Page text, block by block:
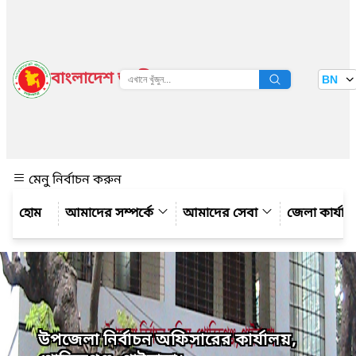
বাংলাদেশ জাতীয় তথ্য বাতায়ন BN
মেনু নির্বাচন করুন
আমাদের সম্পর্কে
আমাদের সেবা জেলা
উপজেলা নির্বাচন অফিসারের কার্যালয়,